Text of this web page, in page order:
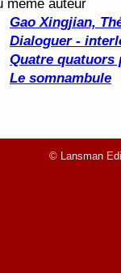
même auteur
Gao Xingjian,
Dialoguer -
Quatre quatuors
Le somnambule
© Lansman